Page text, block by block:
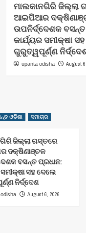
ମାଲକାନଗିରି ଜିଲ୍ଲା
ଆଇପିଆର
ଉପନିର୍ଦ୍ଦେଶକ
କାର୍ଯ୍ୟର ସମୀକ୍ଷା
ଗୁରୁତ୍ୱପୂର୍ଣ୍ଣ
upanta odisha August
ଓଡିଶା ସମାଚାର
ଜିଲ୍ଲା ଗସ୍ତରେ
ଦକ୍ଷିଣାଞ୍ଚଳ
ବସନ୍ତ ପ୍ରଧାନ:
ସହ ଦେଲେ
ନିର୍ଦ୍ଦେଶ
August 6, 2026